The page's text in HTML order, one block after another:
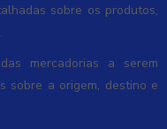
sobre os produtos,
mercadorias a serem
sobre a origem, destino e